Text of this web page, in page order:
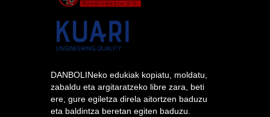
DANBOLINeko edukiak kopiatu, moldatu,
zabaldu eta argitaratzeko libre zara, beti
ere, gure egiletza direla aitortzen baduzu
eta baldintza beretan egiten baduzu.